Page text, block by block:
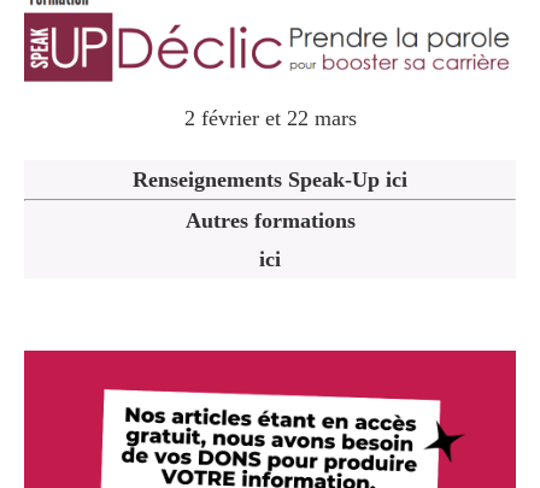
2 février et 22 mars
Renseignements Speak-Up ici
Autres formations
ici